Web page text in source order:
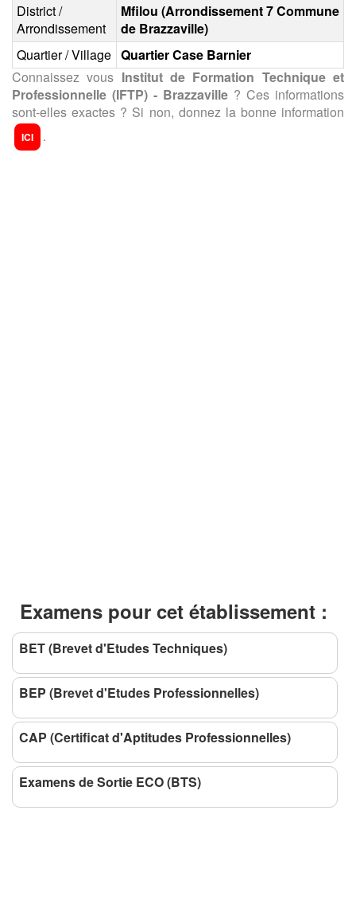
District /
Arrondissement
Mfilou (Arrondissement 7 Commune
de Brazzaville)
Quartier / Village Quartier Case Barnier
Connaissez vous Institut de Formation Technique et
Professionnelle (IFTP) - Brazzaville ? Ces informations
sont-elles exactes ? Si non, donnez la bonne information
ICI .
Examens pour cet établissement :
BET (Brevet d'Etudes Techniques)
BEP (Brevet d'Etudes Professionnelles)
CAP (Certificat d'Aptitudes Professionnelles)
Examens de Sortie ECO (BTS)